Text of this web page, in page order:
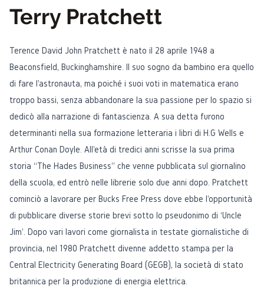
Terry Pratchett
Terence David John Pratchett è nato il 28 aprile 1948 a
Beaconsfield, Buckinghamshire. Il suo sogno da bambino era quello
di fare l'astronauta, ma poiché i suoi voti in matematica erano
troppo bassi, senza abbandonare la sua passione per lo spazio si
dedicò alla narrazione di fantascienza. A sua detta furono
determinanti nella sua formazione letteraria i libri di H.G Wells e
Arthur Conan Doyle. All'età di tredici anni scrisse la sua prima
storia “The Hades Business” che venne pubblicata sul giornalino
della scuola, ed entrò nelle librerie solo due anni dopo. Pratchett
cominciò a lavorare per Bucks Free Press dove ebbe l'opportunità
di pubblicare diverse storie brevi sotto lo pseudonimo di ‘Uncle
Jim'. Dopo vari lavori come giornalista in testate giornalistiche di
provincia, nel 1980 Pratchett divenne addetto stampa per la
Central Electricity Generating Board (GEGB), la società di stato
britannica per la produzione di energia elettrica.